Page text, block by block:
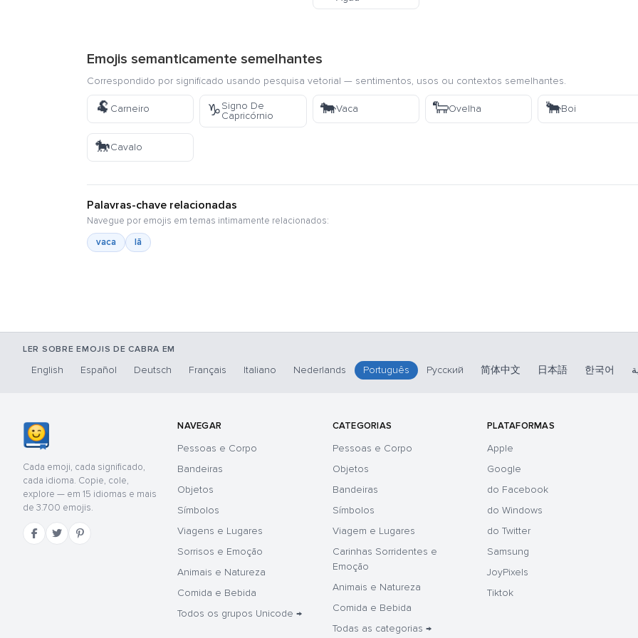
Emojis semanticamente semelhantes
Correspondido por significado usando pesquisa vetorial — sentimentos, usos ou contextos semelhantes.
🐏 Carneiro ♑Signo De
Capricórnio
🐄Vaca 🐑Ovelha 🐂Boi
🐎Cavalo
Palavras-chave relacionadas
Navegue por emojis em temas intimamente relacionados:
vaca
lã
LER SOBRE EMOJIS DE CABRA EM
English Español Deutsch Français Italiano Nederlands Português Русский 简体中文 日本語 한국어
Cada emoji, cada significado,
cada idioma. Copie, cole,
explore — em 15 idiomas e mais
de 3.700 emojis.
NAVEGAR
Pessoas e Corpo
Bandeiras
Objetos
Símbolos
Viagens e Lugares
Sorrisos e Emoção
Animais e Natureza
Comida e Bebida
Todos os grupos Unicode →
CATEGORIAS
Pessoas e Corpo
Objetos
Bandeiras
Símbolos
Viagem e Lugares
Carinhas Sorridentes e
Emoção
Animais e Natureza
Comida e Bebida
Todas as categorias →
PLATAFORMAS
Apple
Google
do Facebook
do Windows
do Twitter
Samsung
JoyPixels
Tiktok